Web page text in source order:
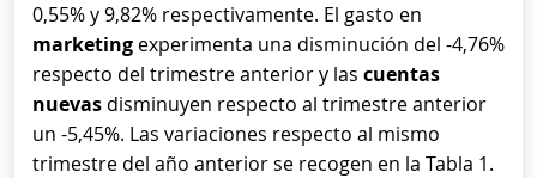
0,55% y 9,82% respectivamente. El gasto en
marketing experimenta una disminución del -4,76%
respecto del trimestre anterior y las cuentas
nuevas disminuyen respecto al trimestre anterior
un -5,45%. Las variaciones respecto al mismo
trimestre del año anterior se recogen en la Tabla 1.